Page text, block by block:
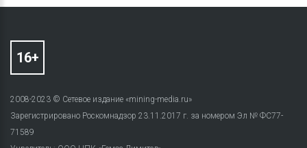
2008-2023 © Сетевое издание «mining-media.ru»
Зарегистрировано Роскомнадзор 23.11.2017 г. за номером Эл № ФС77-
71589